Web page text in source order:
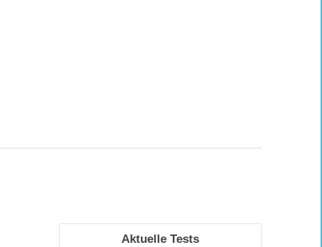
Aktuelle Tests